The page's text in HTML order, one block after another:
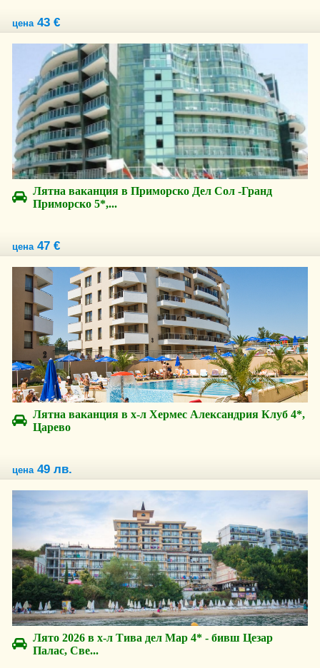
цена43 €
Лятна ваканция в Приморско Дел Сол -Гранд
Приморско 5*,...
цена47 €
Лятна ваканция в х-л Хермес Александрия Клуб 4*,
Царево
цена49 лв.
Лято 2026 в х-л Тива дел Мар 4* - бивш Цезар
Палас, Све...